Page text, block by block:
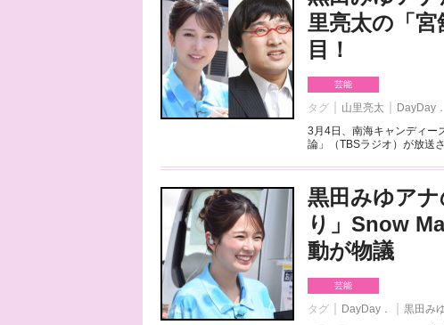
里亮太の「
目！
芸能
タグ 山里亮太 DayDay．
3月4日、南海キャンディー
論」（TBSラジオ）が放送
黒田みゆア
り」Snow
動が物議
芸能
タグ DayDay． 黒田み